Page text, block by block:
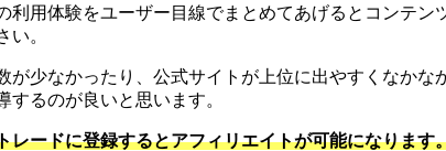
利用体験をユーザー目線でまとめてあげるとコンテ
い。
が少なかったり、公式サイトが上位に出やすくなか
するのが良いと思います。
レードに登録するとアフィリエイトが可能になりま